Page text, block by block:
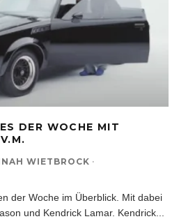
DER WOCHE MIT
WIETBROCK ·
der Woche im Überblick. Mit dabei
und Kendrick Lamar. Kendrick